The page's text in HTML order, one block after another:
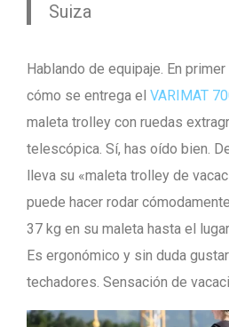
Suiza
Hablando de equipaje. En
cómo se entrega el VARIMAT
maleta trolley con ruedas
telescópica. Sí, has oído bien.
lleva su «maleta trolley de
puede hacer rodar
37 kg en su maleta hasta el
Es ergonómico y sin duda
techadores. Sensación de